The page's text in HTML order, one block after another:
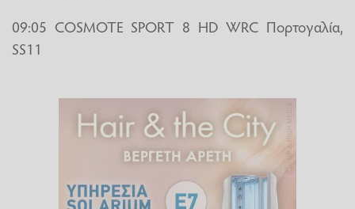
09:05 COSMOTE SPORT 8 HD WRC Πορτογαλία,
SS11